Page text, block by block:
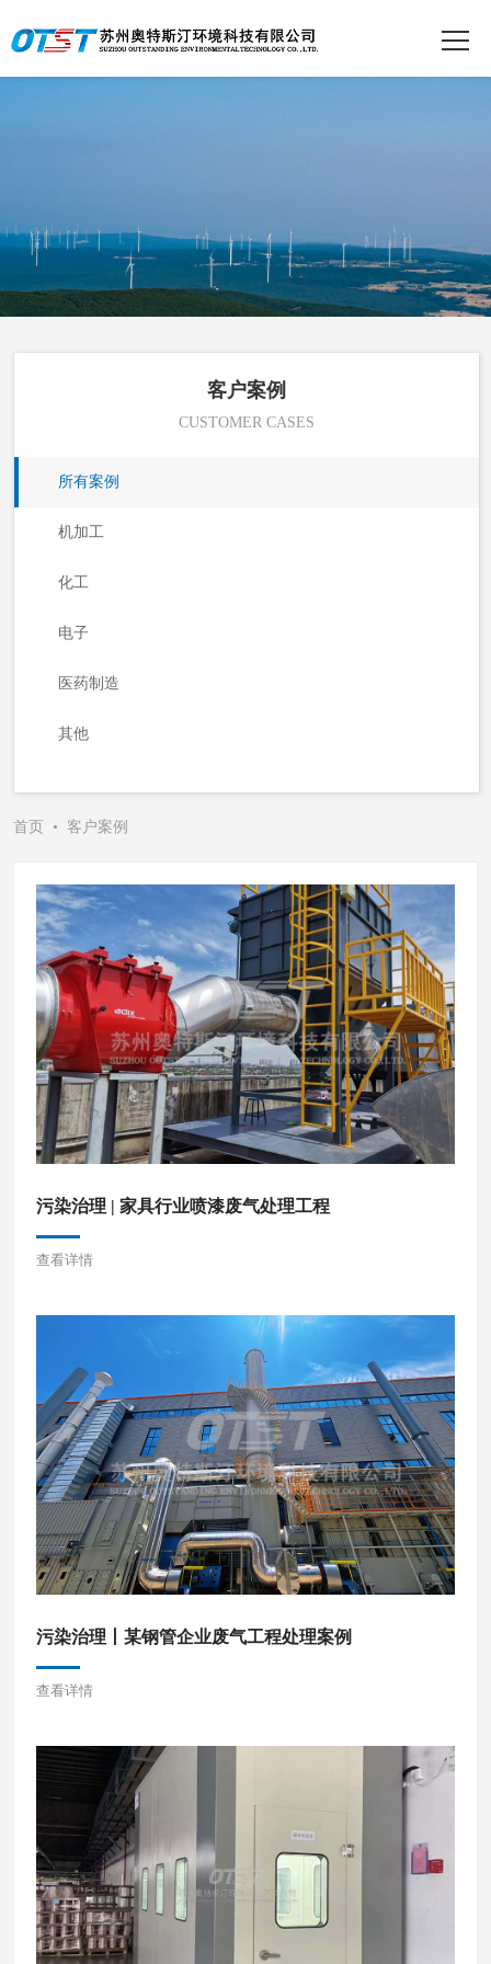
客户案例
CUSTOMER CASES
所有案例
机加工
化工
电子
医药制造
其他
首页 • 客户案例
污染治理 | 家具行业喷漆废气处理工程
查看详情
污染治理丨某钢管企业废气工程处理案例
查看详情